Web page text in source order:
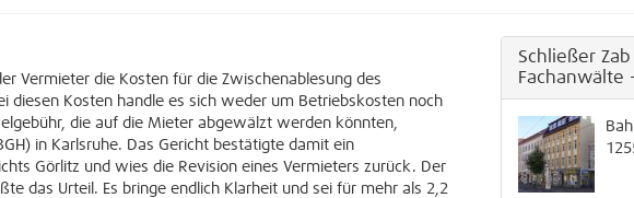
Vermieter die Kosten für die Zwischenablesung des
diesen Kosten handle es sich weder um Betriebskosten noch
die auf die Mieter abgewälzt werden könnten,
in Karlsruhe. Das Gericht bestätigte damit ein
Görlitz und wies die Revision eines Vermieters zurück. Der
das Urteil. Es bringe endlich Klarheit und sei für mehr als 2,2
Schließer
Fachanwälte